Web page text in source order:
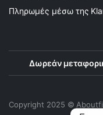
Πληρωμές μέσω της
Δωρεάν
Copyright 2025 ©